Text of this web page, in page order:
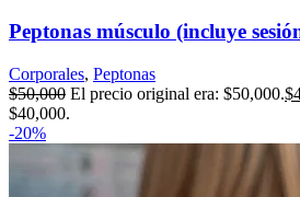
Peptonas músculo (incluye
Corporales, Peptonas
$50,000 El precio original era: $50,000.$
$40,000.
-20%